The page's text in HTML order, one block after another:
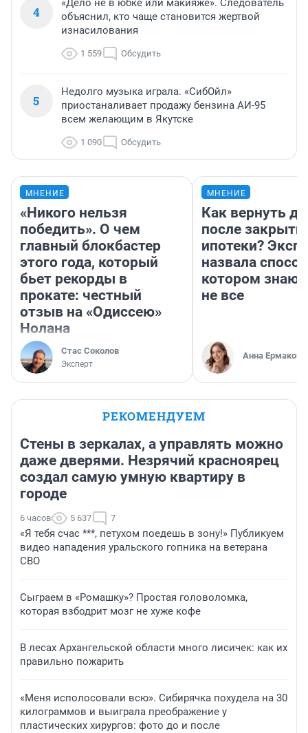
4
«Дело не в юбке или макияже». Следователь
объяснил, кто чаще становится жертвой
изнасилования
1 559 Обсудить
5
Недолго музыка играла. «СибОйл»
приостаналивает продажу бензина АИ-95
всем желающим в Якутске
1 090 Обсудить
МНЕНИЕ
«Никого нельзя
победить». О чем
главный блокбастер
этого года, который
бьет рекорды в
прокате: честный
отзыв на «Одиссею»
Нолана
Стас Соколов
Эксперт
МНЕНИЕ
Как вернуть
после
ипотеки?
назвала
котором
не все
Анна Ермакова
РЕКОМЕНДУЕМ
Стены в зеркалах, а управлять можно
даже дверями. Незрячий красноярец
создал самую умную квартиру в
городе
6 часов 5 637 7
«Я тебя счас ***, петухом поедешь в зону!» Публикуем
видео нападения уральского гопника на ветерана
СВО
Сыграем в «Ромашку»? Простая головоломка,
которая взбодрит мозг не хуже кофе
В лесах Архангельской области много лисичек: как их
правильно пожарить
«Меня исполосовали всю». Сибирячка похудела на 30
килограммов и выиграла преображение у
пластических хирургов: фото до и после